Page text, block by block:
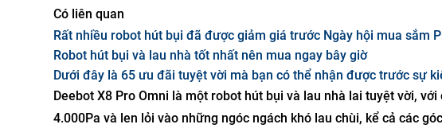
Có liên quan
Rất nhiều robot hút bụi đã được giảm giá trước Ngày hội mua sắm
Robot hút bụi và lau nhà tốt nhất nên mua ngay bây giờ
Dưới đây là 65 ưu đãi tuyệt vời mà bạn có thể nhận được trước sự
Deebot X8 Pro Omni là một robot hút bụi và lau nhà lai tuyệt vời,
4.000Pa và len lỏi vào những ngóc ngách khó lau chùi, kể cả các